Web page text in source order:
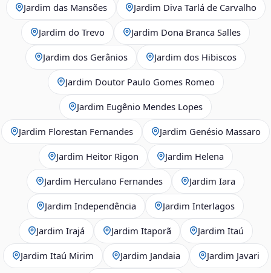
Jardim das Mansões Jardim Diva Tarlá de Carvalho
Jardim do Trevo Jardim Dona Branca Salles
Jardim dos Gerânios Jardim dos Hibiscos
Jardim Doutor Paulo Gomes Romeo
Jardim Eugênio Mendes Lopes
Jardim Florestan Fernandes Jardim Genésio Massaro
Jardim Heitor Rigon Jardim Helena
Jardim Herculano Fernandes Jardim Iara
Jardim Independência Jardim Interlagos
Jardim Irajá Jardim Itaporã Jardim Itaú
Jardim Itaú Mirim Jardim Jandaia Jardim Javari